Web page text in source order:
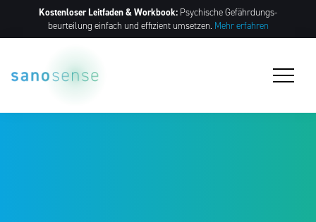
Kostenloser Leitfaden & Workbook: Psychische Gefährdungs­
beurteilung einfach und effizient umsetzen. Mehr erfahren